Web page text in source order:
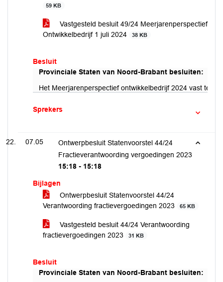
59 KB
Vastgesteld besluit 49/24 Meerjarenperspectief
Ontwikkelbedrijf 1 juli 2024
38 KB
Besluit
Provinciale Staten van Noord-Brabant besluiten:
Het Meerjarenperspectief ontwikkelbedrijf 2024 vast te
Sprekers
07.05
Ontwerpbesluit Statenvoorstel 44/24
Fractieverantwoording vergoedingen 2023
15:18 - 15:18
Bijlagen
Ontwerpbesluit Statenvoorstel 44/24
Verantwoording fractievergoedingen 2023
65 KB
Vastgesteld besluit 44/24 Verantwoording
fractievergoedingen 2023
31 KB
Besluit
Provinciale Staten van Noord-Brabant besluiten: